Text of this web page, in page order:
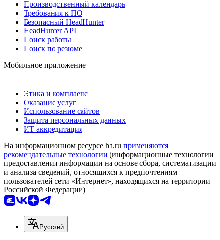
Производственный календарь
Требования к ПО
Безопасный HeadHunter
HeadHunter API
Поиск работы
Поиск по резюме
Мобильное приложение
Этика и комплаенс
Оказание услуг
Использование сайтов
Защита персональных данных
ИТ аккредитация
На информационном ресурсе hh.ru применяются
рекомендательные технологии (информационные технологии
предоставления информации на основе сбора, систематизации
и анализа сведений, относящихся к предпочтениям
пользователей сети «Интернет», находящихся на территории
Российской Федерации)
Русский